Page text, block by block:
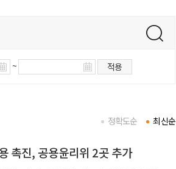
~ 적용
최신순
정확도순
촉진, 공용윤리위 2곳 추가